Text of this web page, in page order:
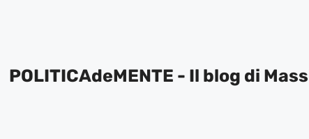
POLITICAdeMENTE - Il blog di